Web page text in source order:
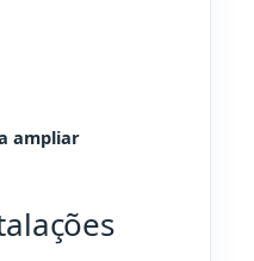
ampliar